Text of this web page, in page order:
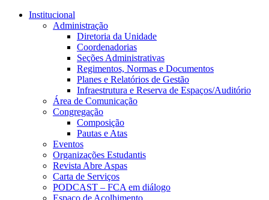
Conteúdo principal
Institucional
Administração
Diretoria da Unidade
Coordenadorias
Seções Administrativas
Regimentos, Normas e Documentos
Planes e Relatórios de Gestão
Infraestrutura e Reserva de Espaços/Auditório
Área de Comunicação
Congregação
Composição
Pautas e Atas
Eventos
Organizações Estudantis
Revista Abre Aspas
Carta de Serviços
PODCAST – FCA em diálogo
Espaço de Acolhimento